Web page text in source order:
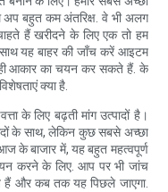
अप बहुत कम अंतरिक्ष. वे भी अलग
हैं खरीदने के लिए एक तो हम
यह बाहर की जाँच करें आइटम
आकार का चयन कर सकते हैं. के
क्या है.
के लिए बढ़ती मांग उत्पादों है।
के साथ, लेकिन कुछ सबसे अच्छा
के बाजार में, यह बहुत महत्वपूर्ण
करने के लिए. आप पर भी जांच
हैं और कब तक यह पिछले जाएगा.